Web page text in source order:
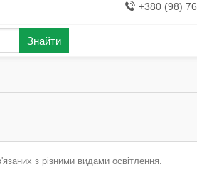
+380 (98)
Знайти
з різними видами освітлення.